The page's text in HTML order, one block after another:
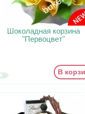
Шоколадная корзина
"Первоцвет"
В